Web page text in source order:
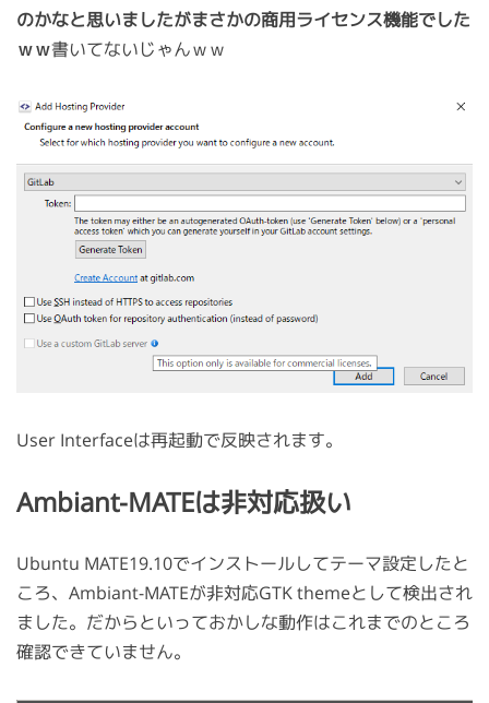
のかなと思いましたがまさかの商用ライセンス機能でした
ｗｗ書いてないじゃんｗｗ
User Interfaceは再起動で反映されます。
Ambiant-MATEは非対応扱い
Ubuntu MATE19.10でインストールしてテーマ設定したと
ころ、Ambiant-MATEが非対応GTK themeとして検出され
ました。だからといっておかしな動作はこれまでのところ
確認できていません。